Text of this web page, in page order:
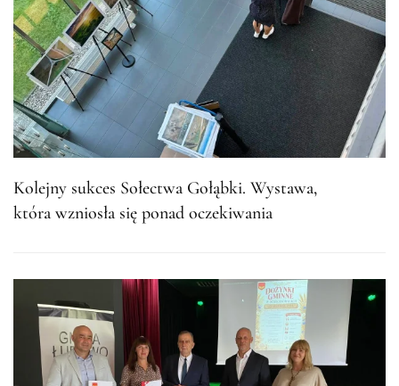
Kolejny sukces Sołectwa Gołąbki. Wystawa,
która wzniosła się ponad oczekiwania